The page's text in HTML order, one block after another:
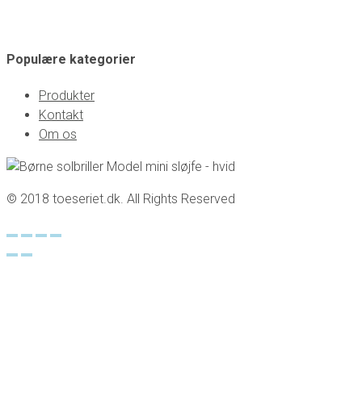
Populære kategorier
Produkter
Kontakt
Om os
© 2018 toeseriet.dk. All Rights Reserved